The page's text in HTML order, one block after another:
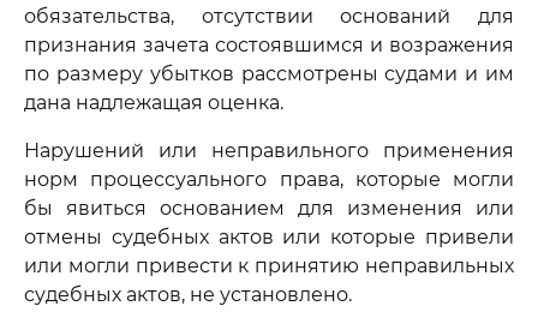
обязательства, отсутствии оснований для
признания зачета состоявшимся и возражения
по размеру убытков рассмотрены судами и им
дана надлежащая оценка.
Нарушений или неправильного применения
норм процессуального права, которые могли
бы явиться основанием для изменения или
отмены судебных актов или которые привели
или могли привести к принятию неправильных
судебных актов, не установлено.